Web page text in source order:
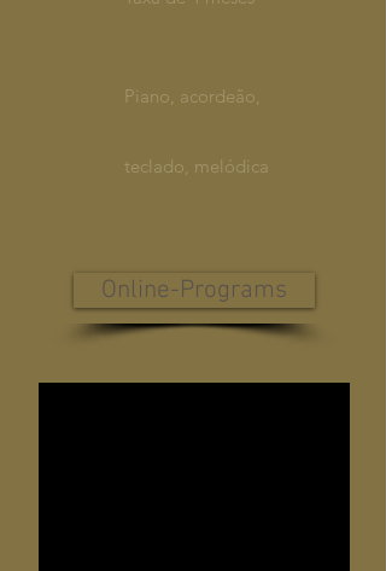
Piano, acordeão,
teclado, melódica
Online-Programs